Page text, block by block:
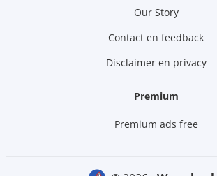
Our Story
Contact en feedback
Disclaimer en privacy
Premium
Premium ads free